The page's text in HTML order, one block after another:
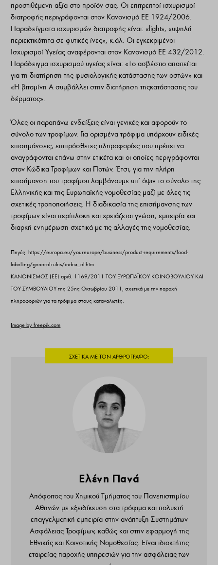
προστιθέμενη αξία στο προϊόν σας. Οι επιτρεπτοί ισχυρισμοί
διατροφής περιγράφονται στον Κανονισμό ΕΕ 1924/2006.
Παραδείγματα ισχυρισμών διατροφής είναι: «light», «υψηλή
περιεκτικότητα σε φυτικές ίνες», κ.άλ. Οι εγκεκριμένοι
Ισχυρισμοί Υγείας αναφέρονται στον Κανονισμό ΕΕ 432/2012.
Παράδειγμα ισχυρισμού υγείας είναι: «Το ασβέστιο απαιτείται
για τη διατήρηση της φυσιολογικής κατάστασης των οστών» και
«Η βιταμίνη Α συμβάλλει στην διατήρηση τηςκατάστασης του
δέρματος».
Όλες οι παραπάνω ενδείξεις είναι γενικές και αφορούν το
σύνολο των τροφίμων. Για ορισμένα τρόφιμα υπάρχουν ειδικές
επισημάνσεις, επιπρόσθετες πληροφορίες που πρέπει να
αναγράφονται επάνω στην ετικέτα και οι οποίες περιγράφονται
στον Κώδικα Τροφίμων και Ποτών. Έτσι, για την πλήρη
επισήμανση του τροφίμου λαμβάνουμε υπ’ όψιν το σύνολο της
Ελληνικής και της Ευρωπαϊκής νομοθεσίας μαζί με όλες τις
σχετικές τροποποιήσεις. Η διαδικασία της επισήμανσης των
τροφίμων είναι περίπλοκη και χρειάζεται γνώση, εμπειρία και
διαρκή ενημέρωση σχετικά με τις αλλαγές της νομοθεσίας.
Πηγές: https://europa.eu/youreurope/business/product-requirements/food-
labelling/general-rules/index_el.htm
ΚΑΝΟΝΙΣΜΟΣ (ΕΕ) αριθ. 1169/2011 ΤΟΥ ΕΥΡΩΠΑΪΚΟΥ ΚΟΙΝΟΒΟΥΛΙΟΥ ΚΑΙ
ΤΟΥ ΣΥΜΒΟΥΛΙΟΥ της 25ης Οκτωβρίου 2011, σχετικά με την παροχή
πληροφοριών για τα τρόφιμα στους καταναλωτές.
Image by freepik.com
Ελένη Πανά
Απόφοιτος του Χημικού Τμήματος του Πανεπιστημίου
Αθηνών με εξειδίκευση στα τρόφιμα και πολυετή
επαγγελματική εμπειρία στην ανάπτυξη Συστημάτων
Ασφάλειας Τροφίμων, καθώς και στην εφαρμογή της
Εθνικής και Κοινοτικής Νομοθεσίας. Είναι ιδιοκτήτης
εταιρείας παροχής υπηρεσιών για την ασφάλειας των